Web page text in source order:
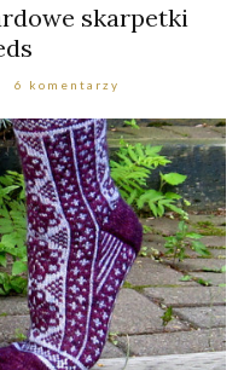
skarpetki
6 komentarzy